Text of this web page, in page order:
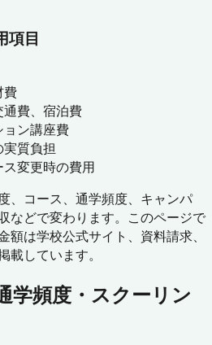
項目
費
費、宿泊費
ン講座費
質負担
変更時の費用
、コース、通学頻度、キャンパ
などで変わります。このページで
額は学校公式サイト、資料請求、
しています。
学頻度・スクーリン